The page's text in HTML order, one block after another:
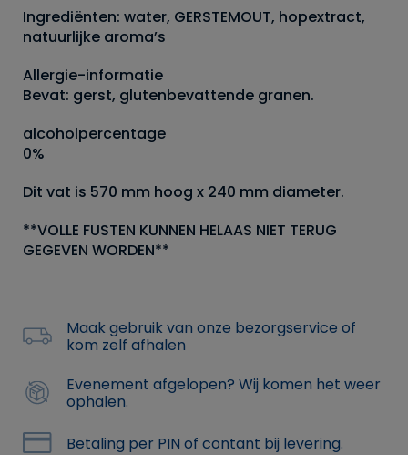
Ingrediënten: water, GERSTEMOUT, hopextract,
natuurlijke aroma’s
Allergie-informatie
Bevat: gerst, glutenbevattende granen.
alcoholpercentage
0%
Dit vat is 570 mm hoog x 240 mm diameter.
**VOLLE FUSTEN KUNNEN HELAAS NIET TERUG
GEGEVEN WORDEN**
Maak gebruik van onze bezorgservice of
kom zelf afhalen
Evenement afgelopen? Wij komen het weer
ophalen.
Betaling per PIN of contant bij levering.